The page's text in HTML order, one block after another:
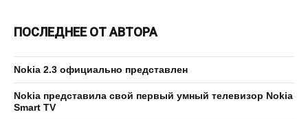
ПОСЛЕДНЕЕ ОТ АВТОРА
Nokia 2.3 официально представлен
Nokia представила свой первый умный телевизор Nokia
Smart TV